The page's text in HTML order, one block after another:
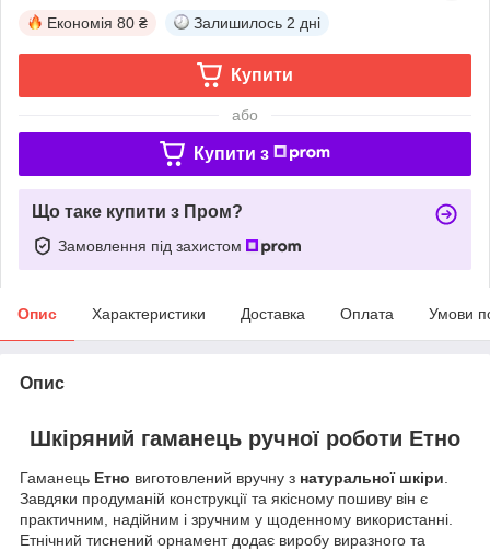
Економія 80 ₴ Залишилось 2 дні
Купити
або
Купити з
Що таке купити з Пром?
Замовлення під захистом
Опис Характеристики Доставка Оплата Умови
Опис
Шкіряний гаманець ручної роботи Етно
Гаманець Етно виготовлений вручну з натуральної шкіри
Завдяки продуманій конструкції та якісному пошиву він є
практичним, надійним і зручним у щоденному використанні.
Етнічний тиснений орнамент додає виробу виразного та